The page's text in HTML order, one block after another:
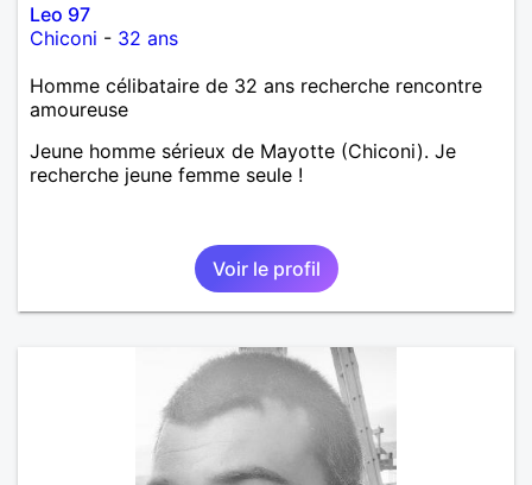
Leo 97
Chiconi - 32 ans
Homme célibataire de 32 ans recherche rencontre
amoureuse
Jeune homme sérieux de Mayotte (Chiconi). Je
recherche jeune femme seule !
Voir le profil